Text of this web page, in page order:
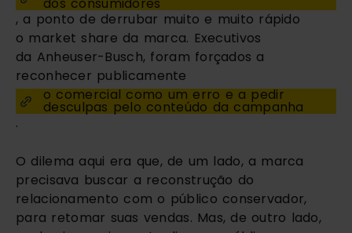
, a ponto de derrubar muito e muito rápido
o market share da marca. Executivos
da Anheuser-Busch, foram forçados a
reconhecer publicamente
o comercial como um erro e a pedir
desculpas pelo conteúdo da campanha
.
O dilema aqui era que, de um lado, a marca
precisava buscar a reconstrução do
relacionamento com o público conservador,
para retomar suas vendas. Mas, de outro lado,